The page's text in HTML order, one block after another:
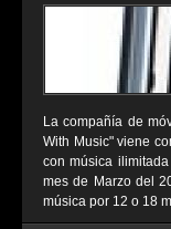
La compañía de
With Music" viene
con música
mes de Marzo del
música por 12 o 18